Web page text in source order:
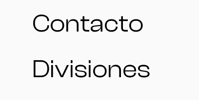
Contacto
Divisiones